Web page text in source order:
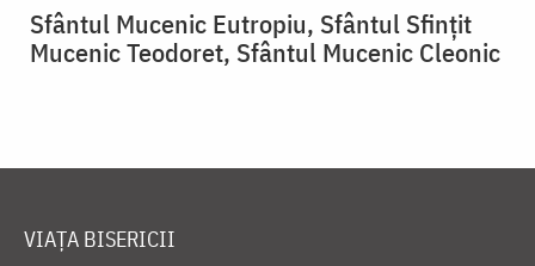
Sfântul Mucenic Eutropiu, Sfântul Sfințit
Mucenic Teodoret, Sfântul Mucenic Cleonic
VIAȚA BISERICII